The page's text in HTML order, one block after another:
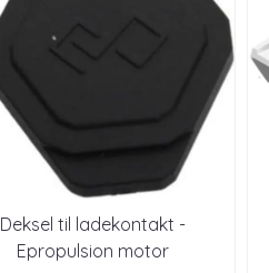
Deksel til ladekontakt -
Epropulsion motor